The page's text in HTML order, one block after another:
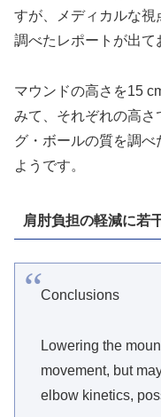
すが、メディカルな
調べたレポートが出て
マウンドの高さを15
みて、それぞれの高
グ・ボールの質を調
ようです。
肩肘負担の軽減に若
Conclusions
Lowering the
movement, but
elbow kinetics,